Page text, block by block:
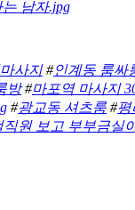
남자.jpg
사지#인계동 룸싸
방#마포역 마사지
#광교동 셔츠룸 #평
원 보고 부부금실